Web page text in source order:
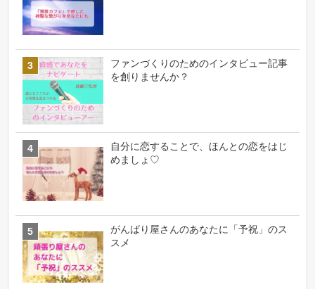
ファンづくりのためのインタビュー記事
を創りませんか？
自分に恋することで、ほんとの恋をはじ
めましょ♡
がんばり屋さんのあなたに「予祝」のス
スメ